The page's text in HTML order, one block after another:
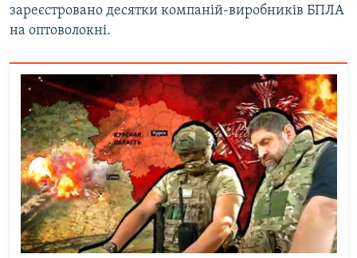
зареєстровано десятки компаній-виробників БПЛА
на оптоволокні.